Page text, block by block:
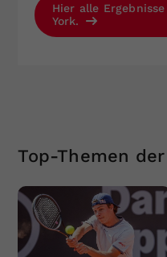
Hier alle
York.
Top-Themen